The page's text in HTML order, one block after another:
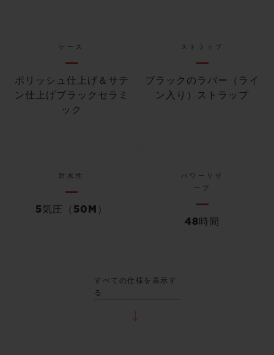
ケース
ポリッシュ仕上げ＆サテ
ン仕上げブラックセラミ
ック
ストラップ
ブラックのラバー（ライ
ン入り）ストラップ
防水性
5気圧（50M）
パワーリザ
ーブ
48時間
すべての仕様を表示す
る